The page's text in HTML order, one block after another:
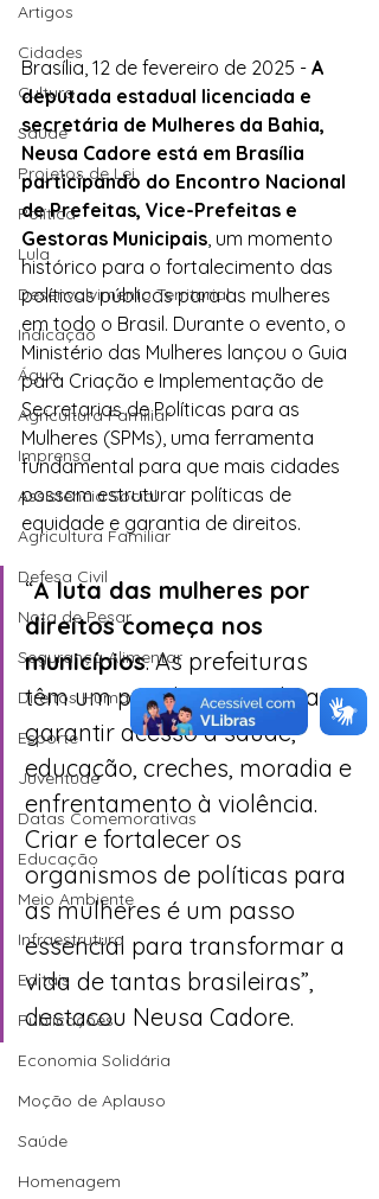
Artigos
Cidades
Cultura
Saúde
Projetos de Lei
Política
Lula
Desenvolvimento Territorial
Indicação
Água
Agricultura Familiar
Imprensa
Assistência Social
Agricultura Familiar
Defesa Civil
Nota de Pesar
Segurança Alimentar
Direitos Humanos
Esporte
Juventude
Datas Comemorativas
Educação
Meio Ambiente
Infraestrutura
Editais
Publicações
Economia Solidária
Moção de Aplauso
Saúde
Homenagem
Brasília, 12 de fevereiro de 2025 - A
deputada estadual licenciada e
secretária de Mulheres da Bahia,
Neusa Cadore está em Brasília
participando do Encontro Nacional
de Prefeitas, Vice-Prefeitas e
Gestoras Municipais , um momento
histórico para o fortalecimento das
políticas públicas para as mulheres
em todo o Brasil. Durante o evento, o
Ministério das Mulheres lançou o Guia
para Criação e Implementação de
Secretarias de Políticas para as
Mulheres (SPMs), uma ferramenta
fundamental para que mais cidades
possam estruturar políticas de
equidade e garantia de direitos.
“A luta das mulheres por
direitos começa nos
municípios. As prefeituras
têm um papel essencial para
garantir acesso à saúde,
educação, creches, moradia e
enfrentamento à violência.
Criar e fortalecer os
organismos de políticas para
as mulheres é um passo
essencial para transformar a
vida de tantas brasileiras”,
destacou Neusa Cadore.